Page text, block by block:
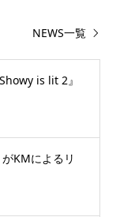
NEWS一覧
is lit 2』
KMによるリ